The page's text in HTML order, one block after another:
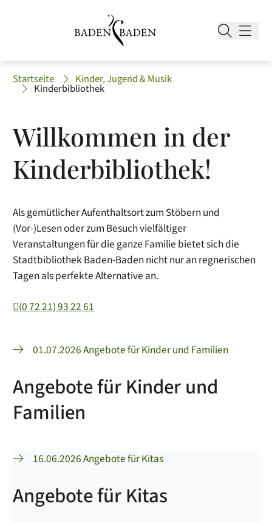
Startseite Kinder, Jugend & Musik
Kinderbibliothek
Willkommen in der
Kinderbibliothek!
Als gemütlicher Aufenthaltsort zum Stöbern und
(Vor-)Lesen oder zum Besuch vielfältiger
Veranstaltungen für die ganze Familie bietet sich die
Stadtbibliothek Baden-Baden nicht nur an regnerischen
Tagen als perfekte Alternative an.
(07221) 932261
01.07.2026 Angebote für Kinder und Familien
Angebote für Kinder und
Familien
16.06.2026 Angebote für Kitas
Angebote für Kitas